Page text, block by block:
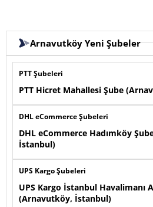
Arnavutköy Yeni Şubeler
PTT Şubeleri
PTT Hicret Mahallesi Şube
DHL eCommerce Şubeleri
DHL eCommerce Hadımköy
İstanbul)
UPS Kargo Şubeleri
UPS Kargo İstanbul Havalimanı
(Arnavutköy, İstanbul)